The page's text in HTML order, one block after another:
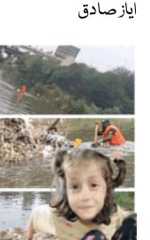
ایاز صادق